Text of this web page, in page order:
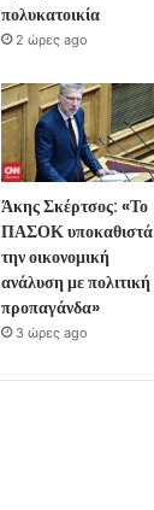
πολυκατοικία
2 ώρες ago
Άκης Σκέρτσος: «Το
ΠΑΣΟΚ υποκαθιστά
την οικονομική
ανάλυση με πολιτική
προπαγάνδα»
3 ώρες ago